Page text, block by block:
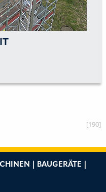
[190]
| BAUGERÄTE |